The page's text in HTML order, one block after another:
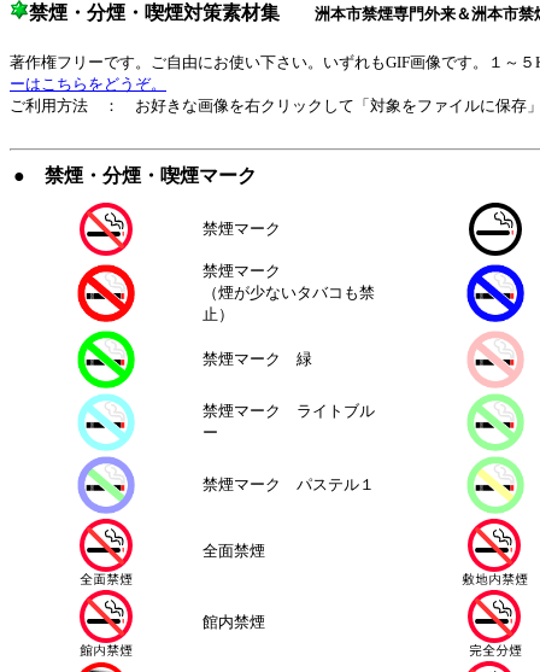
禁煙・分煙・喫煙対策素材集 洲本市禁煙専門外来＆洲本市禁
著作権フリーです。ご自由にお使い下さい。いずれもGIF画像です。１～
ーはこちらをどうぞ。
ご利用方法 ： お好きな画像を右クリックして「対象をファイルに保存
● 禁煙・分煙・喫煙マーク
禁煙マーク
禁煙マーク
（煙が少ないタバコも禁
止）
禁煙マーク 緑
禁煙マーク ライトブル
ー
禁煙マーク パステル１
全面禁煙
館内禁煙